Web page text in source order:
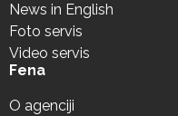
News in English
Foto servis
Video servis
Fena
O agenciji